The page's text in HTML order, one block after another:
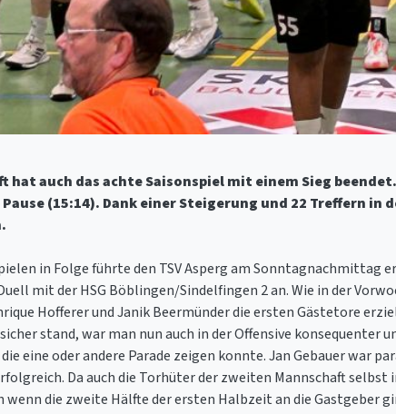
hat auch das achte Saisonspiel mit einem Sieg
(15:14). Dank einer Steigerung und 22 Treffern
in Folge führte den TSV Asperg am Sonntagnachmittag
mit der HSG Böblingen/Sindelfingen 2 an. Wie in der
Hofferer und Janik Beermünder die ersten Gästetore
stand, war man nun auch in der Offensive konsequenter
eine oder andere Parade zeigen konnte. Jan Gebauer war
Da auch die Torhüter der zweiten Mannschaft
wenn die zweite Hälfte der ersten Halbzeit an die Gastgeber